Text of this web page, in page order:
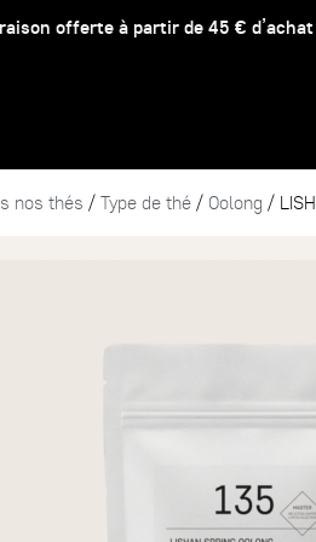
offerte à partir de 45 € d’achat
nos thés / Type de thé / Oolong /